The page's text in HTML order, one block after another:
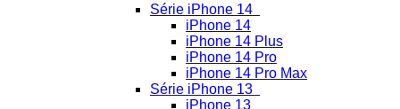
Série iPhone 14
iPhone 14
iPhone 14 Plus
iPhone 14 Pro
iPhone 14 Pro Max
Série iPhone 13
iPhone 13